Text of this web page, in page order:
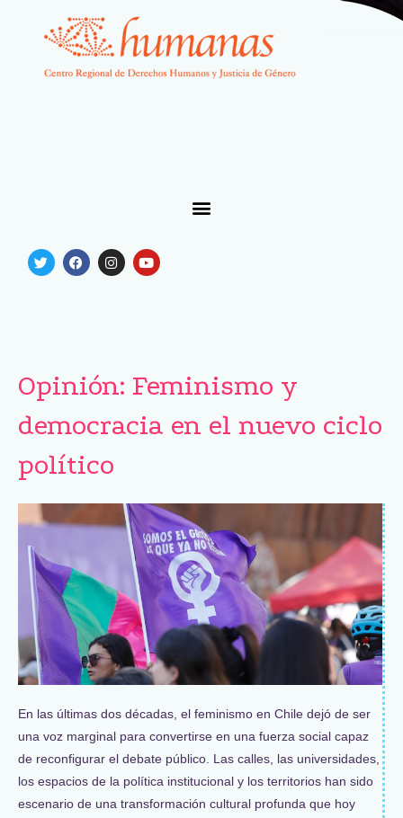
Opinión: Feminismo y
democracia en el nuevo ciclo
político
En las últimas dos décadas, el feminismo en Chile dejó de ser
una voz marginal para convertirse en una fuerza social capaz
de reconfigurar el debate público. Las calles, las universidades,
los espacios de la política institucional y los territorios han sido
escenario de una transformación cultural profunda que hoy